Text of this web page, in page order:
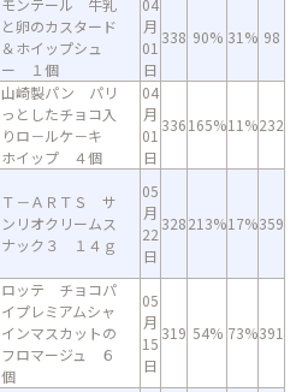
モンテール 牛乳
と卵のカスタード
＆ホイップシュ
ー １個
04
月
01
日
338 90% 31% 98
山崎製パン パリ
っとしたチョコ入
りロ－ルケ－キ
ホイップ ４個
04
月
01
日
336165%11%232
Ｔ－ＡＲＴＳ サ
ンリオクリームス
ナック３ １４ｇ
05
月
22
日
328213%17%359
ロッテ チョコパ
イプレミアムシャ
インマスカットの
フロマージュ ６
個
05
月
15
日
319 54% 73%391